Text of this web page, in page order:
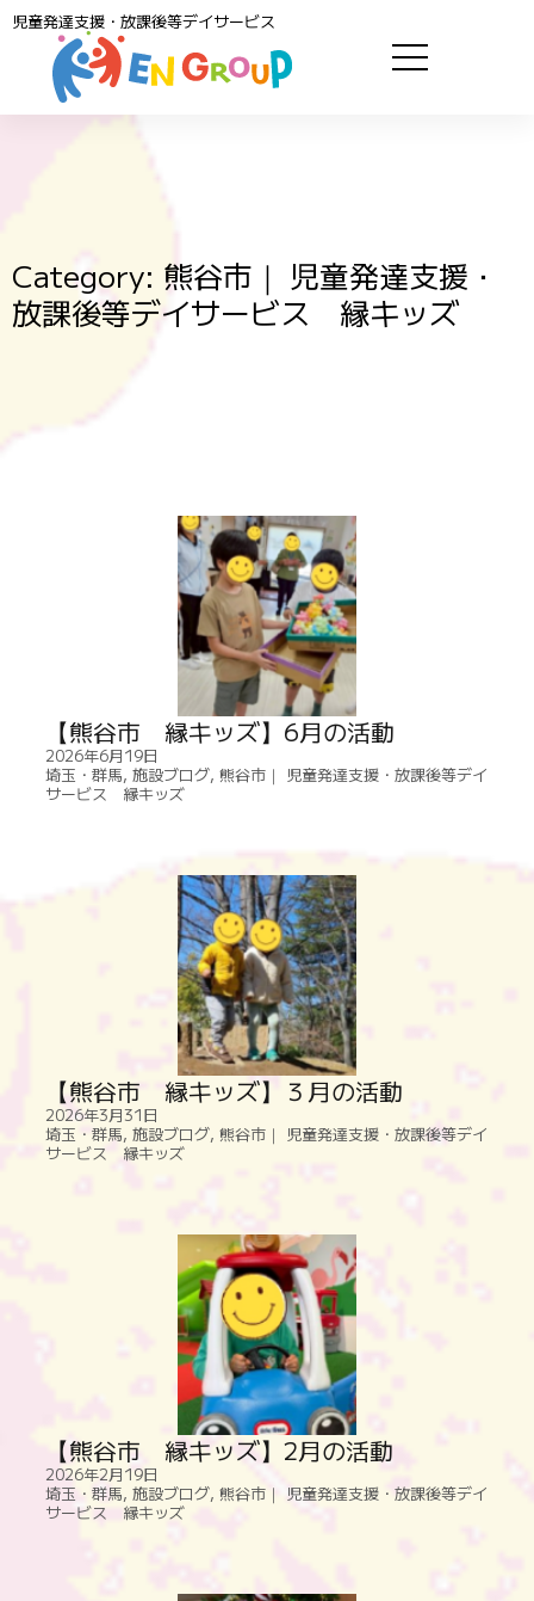
児童発達支援・放課後等デイサービス
Category: 熊谷市｜ 児童発達支援・
放課後等デイサービス 縁キッズ
【熊谷市 縁キッズ】6月の活動
2026年6月19日
埼玉・群馬, 施設ブログ, 熊谷市｜ 児童発達支援・放課後等デイ
サービス 縁キッズ
【熊谷市 縁キッズ】３月の活動
2026年3月31日
埼玉・群馬, 施設ブログ, 熊谷市｜ 児童発達支援・放課後等デイ
サービス 縁キッズ
【熊谷市 縁キッズ】2月の活動
2026年2月19日
埼玉・群馬, 施設ブログ, 熊谷市｜ 児童発達支援・放課後等デイ
サービス 縁キッズ